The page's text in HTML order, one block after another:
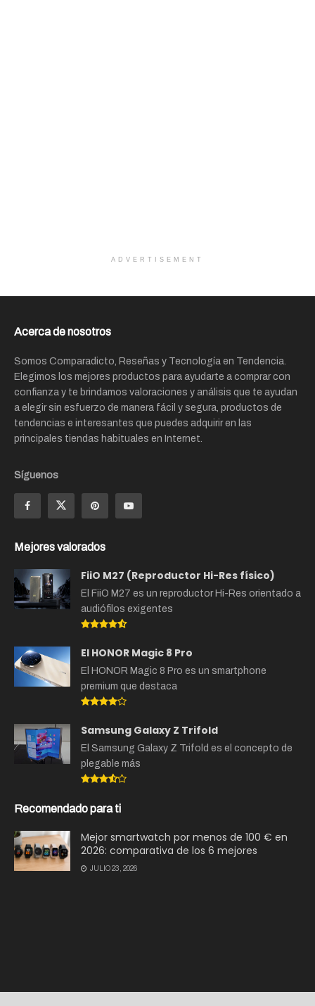
ADVERTISEMENT
Acerca de nosotros
Somos Comparadicto, Reseñas y Tecnología en Tendencia.
Elegimos los mejores productos para ayudarte a comprar con
confianza y te brindamos valoraciones y análisis que te ayudan
a elegir sin esfuerzo de manera fácil y segura, productos de
tendencias e interesantes que puedes adquirir en las
principales tiendas habituales en Internet.
Síguenos
Mejores valorados
FiiO M27 (Reproductor Hi-Res físico)
El FiiO M27 es un reproductor Hi-Res orientado a
audiófilos exigentes
El HONOR Magic 8 Pro
El HONOR Magic 8 Pro es un smartphone
premium que destaca
Samsung Galaxy Z Trifold
El Samsung Galaxy Z Trifold es el concepto de
plegable más
Recomendado para ti
Mejor smartwatch por menos de 100 € en
2026: comparativa de los 6 mejores
JULIO 23, 2026